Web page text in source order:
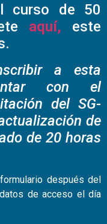
curso de 50
aquí, este
a esta
con el
del SG-
de
de 20 horas
después del
de acceso el día